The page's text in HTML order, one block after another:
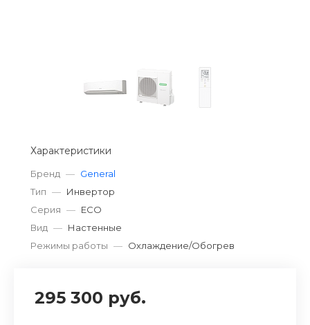
Характеристики
Бренд — General
Тип — Инвертор
Серия — ECO
Вид — Настенные
Режимы работы — Охлаждение/Обогрев
295 300 руб.